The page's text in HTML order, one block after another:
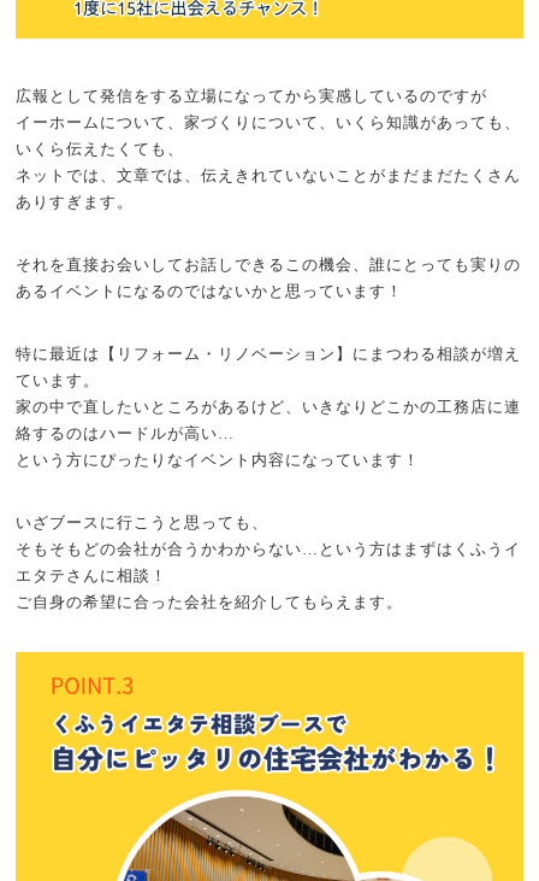
広報として発信をする立場になってから実感しているのですが
イーホームについて、家づくりについて、いくら知識があっても、
いくら伝えたくても、
ネットでは、文章では、伝えきれていないことがまだまだたくさん
ありすぎます。
それを直接お会いしてお話しできるこの機会、誰にとっても実りの
あるイベントになるのではないかと思っています！
特に最近は【リフォーム・リノベーション】にまつわる相談が増え
ています。
家の中で直したいところがあるけど、いきなりどこかの工務店に連
絡するのはハードルが高い…
という方にぴったりなイベント内容になっています！
いざブースに行こうと思っても、
そもそもどの会社が合うかわからない…という方はまずはくふうイ
エタテさんに相談！
ご自身の希望に合った会社を紹介してもらえます。